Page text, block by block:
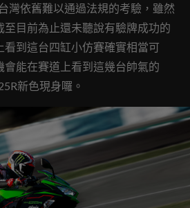
灣依舊難以通過法規的考驗，雖然
至目前為止還未聽說有驗牌成功的
看到這台四缸小仿賽確實相當可
能在賽道上看到這幾台帥氣的
新色現身囉。